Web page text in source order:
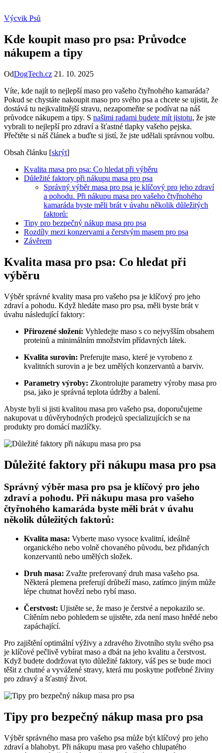
Výcvik Psů
Kde koupit maso pro psa: Průvodce
nákupem a tipy
OdDogTech.cz 21. 10. 2025
Víte, kde najít to nejlepší maso pro vašeho čtyřnohého kamaráda?
Pokud se chystáte nakoupit maso pro svého psa a chcete se ujistit, že
dostává tu nejkvalitnější stravu, nezapomeňte se podívat na náš
průvodce nákupem a tipy. S našimi radami budete mít jistotu, že jste
vybrali to nejlepší pro zdraví a šťastné tlapky vašeho pejska.
Přečtěte si náš článek a buďte si jistí, že jste udělali správnou volbu.
Obsah článku [skrýt]
Kvalita masa pro psa: Co hledat při výběru
Důležité faktory při nákupu masa pro psa
Správný výběr masa pro psa je klíčový pro jeho zdraví
a pohodu. Při nákupu masa pro vašeho čtyřnohého
kamaráda byste měli brát v úvahu několik důležitých
faktorů:
Tipy pro bezpečný nákup masa pro psa
Rozdíly mezi konzervami a čerstvým masem pro psa
Závěrem
Kvalita masa pro psa: Co hledat při
výběru
Výběr správné kvality masa pro vašeho psa je klíčový pro jeho
zdraví a pohodu. Když hledáte maso pro psa, měli byste brát v
úvahu následující faktory:
Přirozené složení: Vyhledejte maso s co nejvyšším obsahem
proteinů a minimálním množstvím přídavných látek.
Kvalita surovin: Preferujte maso, které je vyrobeno z
kvalitních surovin a je bez umělých konzervantů a barviv.
Parametry výroby: Zkontrolujte parametry výroby masa pro
psa, jako je správná teplota údržby a balení.
Abyste byli si jisti kvalitou masa pro vašeho psa, doporučujeme
nakupovat u důvěryhodných prodejců specializujících se na
produkty pro domácí mazlíčky.
Důležité faktory při nákupu masa pro psa
Správný výběr masa pro psa je klíčový pro jeho
zdraví a pohodu. Při nákupu masa pro vašeho
čtyřnohého kamaráda byste měli brát v úvahu
několik důležitých faktorů:
Kvalita masa: Vyberte maso vysoce kvalitní, ideálně
organického nebo volně chovaného původu, bez přidaných
konzervantů nebo umělých složek.
Druh masa: Zvažte preferovaný druh masa vašeho psa.
Některá plemena preferují drůbeží maso, zatímco jiným může
lépe chutnat hovězí nebo rybí maso.
Čerstvost: Ujistěte se, že maso je čerstvé a nepokazilo se.
Cítěním nebo pohledem se ujistěte, zda není maso hnědé nebo
zapáchající.
Pro zajištění optimální výživy a zdravého životního stylu svého psa
je klíčové pečlivě vybírat maso a dbát na jeho kvalitu a čerstvost.
Když budete dodržovat tyto důležité faktory, váš pes se bude moci
těšit z chutné a vyvážené stravy, která mu poskytne potřebné živiny
pro zdravý a šťastný život.
Tipy pro bezpečný nákup masa pro psa
Výběr správného masa pro vašeho psa může být klíčový pro jeho
zdraví a blahobyt. Při nákupu masa pro vašeho chlupatého